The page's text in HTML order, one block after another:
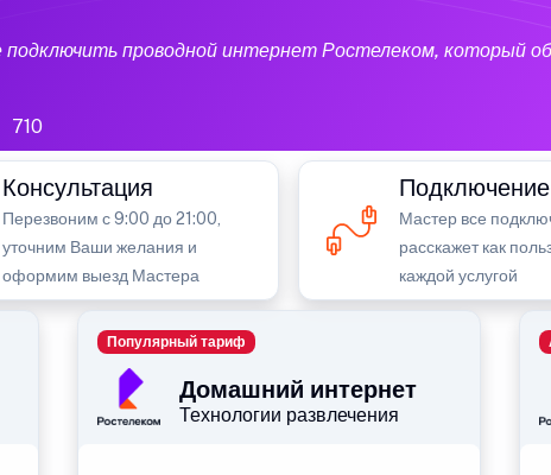
проводной интернет Ростелеком, который
710
Консультация
Перезвоним с 9:00 до 21:00,
уточним Ваши желания и
оформим выезд Мастера
Подключение
Мастер все
расскажет как
каждой услугой
Домашний интернет
Технологии развлечения
Популярный тариф